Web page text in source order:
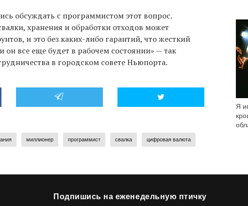
обсуждать с программистом этот вопрос.
хранения и обработки отходов может
и это без каких-либо гарантий, что жесткий
он все еще будет в рабочем состоянии» — так
в городском совете Ньюпорта.
миллионер программист свалка цифровая валюта
Я
Подпишись на еженедельную птичку